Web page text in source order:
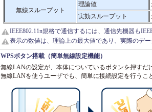
無線スループット
理論値
実効スループット
IEEE802.11n規格で通信するには、通信先機器も
表示の数値は、理論上の最大値であり、実際のデ
WPSボタン搭載（簡単無線設定機能）
無線LANの設定が、本体についているボタンを押すだ
無線LANを使うユーザでも、簡単に接続設定を行うこ